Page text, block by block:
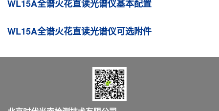
WL15A全谱火花直读光谱仪基本配置
WL15A全谱火花直读光谱仪可选附件